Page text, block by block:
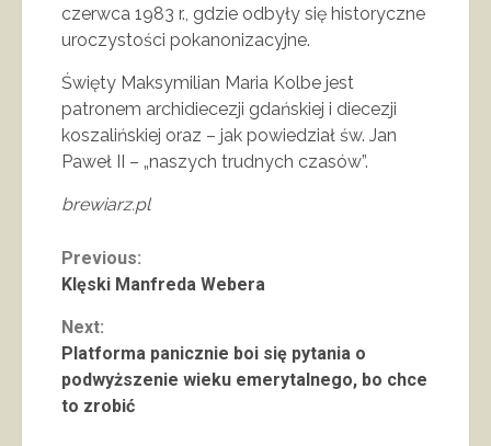
czerwca 1983 r., gdzie odbyły się historyczne
uroczystości pokanonizacyjne.
Święty Maksymilian Maria Kolbe jest
patronem archidiecezji gdańskiej i diecezji
koszalińskiej oraz – jak powiedział św. Jan
Paweł II – „naszych trudnych czasów”.
brewiarz.pl
Continue
Previous:
Klęski Manfreda Webera
Next:
Platforma panicznie boi się pytania o
podwyższenie wieku emerytalnego, bo chce
to zrobić